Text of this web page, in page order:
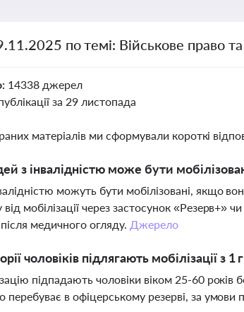
по темі: Військове право
14338 джерел
за 29 листопада
матеріалів ми сформували короткі
з інвалідністю може бути
можуть бути мобілізовані, якщо
від мобілізації через застосунок
медичного огляду. Джерело
чоловіків підлягають мобілізації з
підпадають чоловіки віком 25-60
перебуває в офіцерському резерві, за